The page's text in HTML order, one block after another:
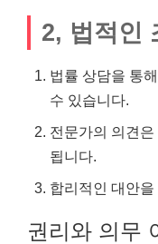
2, 법적인
법률 상담을 통
수 있습니다.
전문가의 의견
됩니다.
합리적인 대안을
권리와 의무